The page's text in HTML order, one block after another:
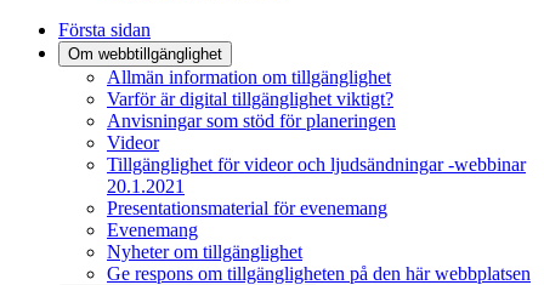
Första sidan
Om webbtillgänglighet
Allmän information om tillgänglighet
Varför är digital tillgänglighet viktigt?
Anvisningar som stöd för planeringen
Videor
Tillgänglighet för videor och ljudsändningar -webbinar
20.1.2021
Presentationsmaterial för evenemang
Evenemang
Nyheter om tillgänglighet
Ge respons om tillgängligheten på den här webbplatsen